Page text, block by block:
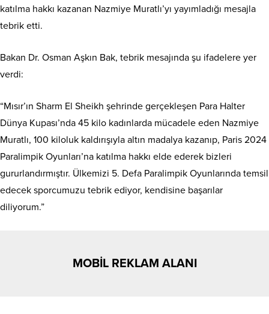
katılma hakkı kazanan Nazmiye Muratlı’yı yayımladığı mesajla
tebrik etti.
Bakan Dr. Osman Aşkın Bak, tebrik mesajında şu ifadelere yer
verdi:
“Mısır’ın Sharm El Sheikh şehrinde gerçekleşen Para Halter
Dünya Kupası’nda 45 kilo kadınlarda mücadele eden Nazmiye
Muratlı, 100 kiloluk kaldırışıyla altın madalya kazanıp, Paris 2024
Paralimpik Oyunları’na katılma hakkı elde ederek bizleri
gururlandırmıştır. Ülkemizi 5. Defa Paralimpik Oyunlarında temsil
edecek sporcumuzu tebrik ediyor, kendisine başarılar
diliyorum.”
MOBİL REKLAM ALANI